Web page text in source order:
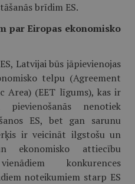
brīdim ES.
par Eiropas ekonomisko
Latvijai būs jāpievienojas
telpu (Agreement
Area) (EET līgums), kas ir
nenotiek
ES, bet gan sarunu
ir veicināt ilgstošu un
ekonomisko attiecību
konkurences
noteikumiem starp ES